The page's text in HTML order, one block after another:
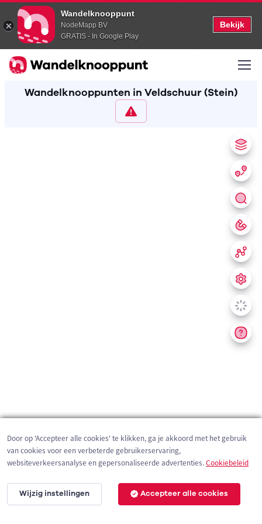
Wandelknooppunt
NodeMapp BV
GRATIS - In Google Play
Bekijk
Wandelknooppunten in Veldschuur (Stein)
200 m
Door op 'Accepteer alle cookies' te klikken, ga je akkoord met het gebruik
van cookies voor een verbeterde gebruikerservaring,
websiteverkeersanalyse en gepersonaliseerde advertenties.Cookiebeleid
Wijzig instellingen Accepteer alle cookies